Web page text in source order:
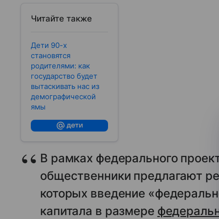
Читайте также
Дети 90-х
становятся
родителями: как
государство будет
вытаскивать нас из
демографической
ямы
В рамках федерального
общественники предлагают
которых введение
капитала в размере